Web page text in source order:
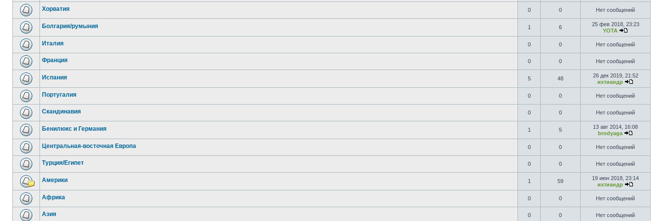
Хорватия 0 0 Нет сообщений
Болгария/румыния 1 6
25 фев 2018, 23:23
YOTA
Италия 0 0 Нет сообщений
Франция 0 0 Нет сообщений
Испания 5 48
26 дек 2019, 21:52
ихтиандр
Португалия 0 0 Нет сообщений
Скандинавия 0 0 Нет сообщений
Бенилюкс и Германия 1 5
13 авг 2014, 16:08
brodyaga
Центральная-восточная Европа 0 0 Нет сообщений
Турция/Египет 0 0 Нет сообщений
Америки 1 59
19 июн 2018, 23:14
ихтиандр
Африка 0 0 Нет сообщений
Азия 0 0 Нет сообщений